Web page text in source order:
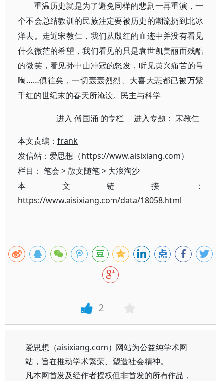
重温历史就是为了避免同样的悲剧一再重演，一
个不会总结教训的民族注定要被历史的潮流扔到北冰
洋去。走近宋教仁，我们从殷红的血迹中并没有看见
什么微茫的希望，我们看见的只是袁世凯美丽而残酷
的微笑，看见孙中山冲冠的怒发，听见黄兴痛苦的号
啕……俱往矣，一切轰轰烈烈、大喜大悲都已被万紫
千红的世纪末的春天所淹没。民主与科学
进入傅国涌 的专栏 进入专题：宋教仁
本文责编： frank
发信站：爱思想（https://www.aisixiang.com）
栏目： 笔会 >散文随笔> 大浪淘沙
本文链接：
https://www.aisixiang.com/data/18058.html
2
爱思想（aisixiang.com）网站为公益纯学术网
站，旨在推动学术繁荣、塑造社会精神。
凡本网首发及经作者授权但非首发的所有作品，